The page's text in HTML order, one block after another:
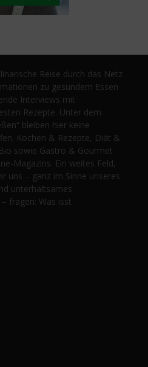
Reise durch das Netz
zu gesundem Essen
Interviews mit
Rezepte. Unter dem
bleiben hier keine
Kochen & Rezepte, Diät &
sowie Gastro & Gourmet
Magazins. Ein weites Feld,
uns – ganz im Sinne unseres
unterhaltsames
fragen: Was isst